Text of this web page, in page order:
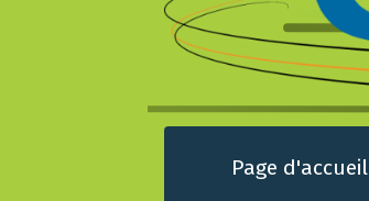
Page d'accueil